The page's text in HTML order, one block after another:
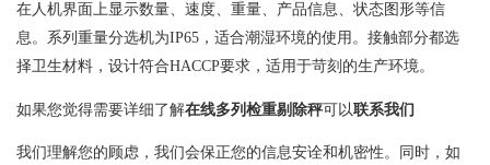
在人机界面上显示数量、速度、重量、产品信息、状态图形等信
息。系列重量分选机为IP65，适合潮湿环境的使用。接触部分都选
择卫生材料，设计符合HACCP要求，适用于苛刻的生产环境。
如果您觉得需要详细了解在线多列检重剔除秤可以联系我们
我们理解您的顾虑，我们会保正您的信息安诠和机密性。同时，如